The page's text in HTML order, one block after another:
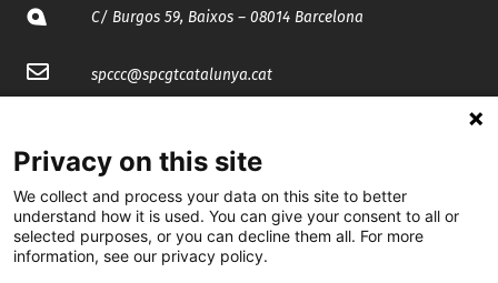
C/ Burgos 59, Baixos – 08014 Barcelona
spccc@spcgtcatalunya.cat
@CGTCatalunya
cgtcatalunya
Privacy on this site
We collect and process your data on this site to better
understand how it is used. You can give your consent to all or
selected purposes, or you can decline them all. For more
information, see our privacy policy.